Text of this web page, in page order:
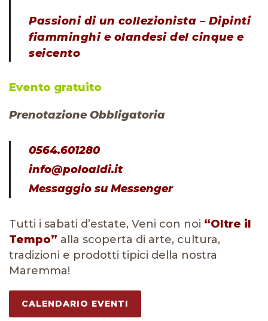
Passioni di un collezionista – Dipinti
fiamminghi e olandesi del cinque e
seicento
Evento gratuito
Prenotazione Obbligatoria
0564.601280
info@poloaldi.it
Messaggio su Messenger
Tutti i sabati d’estate, Veni con noi “Oltre il
Tempo” alla scoperta di arte, cultura,
tradizioni e prodotti tipici della nostra
Maremma!
CALENDARIO EVENTI